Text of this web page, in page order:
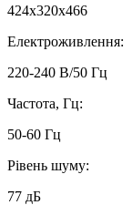
424x320x466
Електроживлення:
220-240 В/50 Гц
Частота, Гц:
50-60 Гц
Рівень шуму:
77 дБ